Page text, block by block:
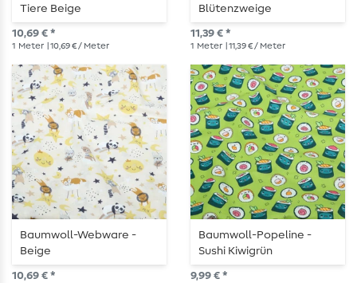
Tiere Beige
10,69 € *
1 Meter | 10,69 € / Meter
Blütenzweige
Dunkelbraun
11,39 € *
1 Meter | 11,39 € / Meter
Baumwoll-Webware -
Beige
10,69 € *
Baumwoll-Popeline -
Sushi Kiwigrün
9,99 € *